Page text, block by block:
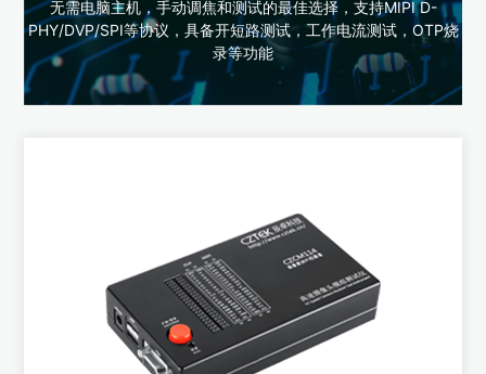
无需电脑主机，手动调焦和测试的最佳选择，支持MIPI D-
PHY/DVP/SPI等协议，具备开短路测试，工作电流测试，OTP烧
录等功能